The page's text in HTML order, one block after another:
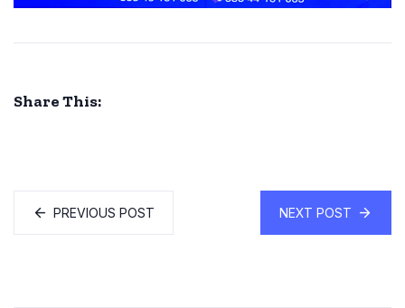
Share This:
PREVIOUS POST NEXT POST